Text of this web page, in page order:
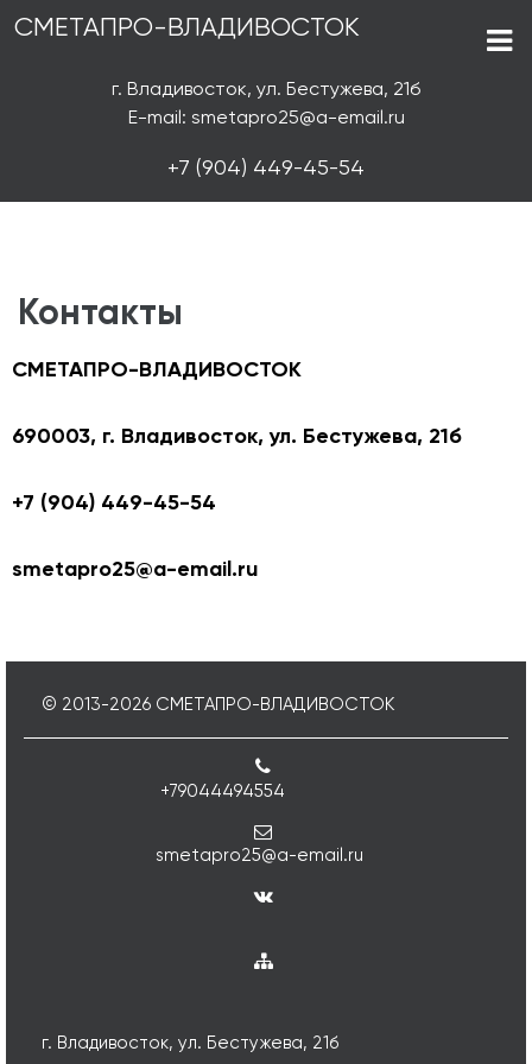
СМЕТАПРО-ВЛАДИВОСТОК
г. Владивосток, ул. Бестужева, 21б
E-mail: smetapro25@a-email.ru
+7 (904) 449-45-54
Контакты
СМЕТАПРО-ВЛАДИВОСТОК
690003, г. Владивосток, ул. Бестужева, 21б
+7 (904) 449-45-54
smetapro25@a-email.ru
© 2013-2026 СМЕТАПРО-ВЛАДИВОСТОК
+79044494554
smetapro25@a-email.ru
г. Владивосток, ул. Бестужева, 21б